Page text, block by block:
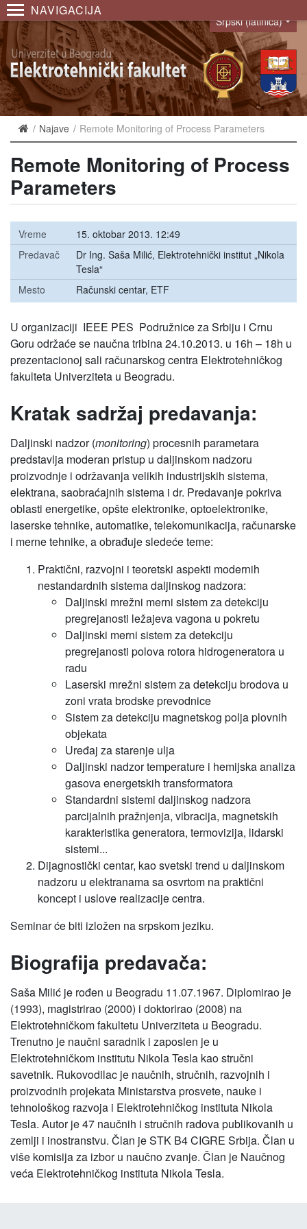
NAVIGACIJA
Language
Srpski (latinica)
Najave Remote Monitoring of Process Parameters
Remote Monitoring of Process
Parameters
Vreme
15. oktobar 2013. 12:49
Predavač
Dr Ing. Saša Milić, Elektrotehnički institut „Nikola
Tesla“
Mesto
Računski centar, ETF
U organizaciji IEEE PES Podružnice za Srbiju i Crnu
Goru održaće se naučna tribina 24.10.2013. u 16h – 18h u
prezentacionoj sali računarskog centra Elektrotehničkog
fakulteta Univerziteta u Beogradu.
Kratak sadržaj predavanja:
Daljinski nadzor (monitoring) procesnih parametara
predstavlja moderan pristup u daljinskom nadzoru
proizvodnje i održavanja velikih industrijskih sistema,
elektrana, saobraćajnih sistema i dr. Predavanje pokriva
oblasti energetike, opšte elektronike, optoelektronike,
laserske tehnike, automatike, telekomunikacija, računarske
i merne tehnike, a obrađuje sledeće teme:
Praktični, razvojni i teoretski aspekti modernih
nestandardnih sistema daljinskog nadzora:
Daljinski mrežni merni sistem za detekciju
pregrejanosti ležajeva vagona u pokretu
Daljinski merni sistem za detekciju
pregrejanosti polova rotora hidrogeneratora u
radu
Laserski mrežni sistem za detekciju brodova u
zoni vrata brodske prevodnice
Sistem za detekciju magnetskog polja plovnih
objekata
Uređaj za starenje ulja
Daljinski nadzor temperature i hemijska analiza
gasova energetskih transformatora
Standardni sistemi daljinskog nadzora
parcijalnih pražnjenja, vibracija, magnetskih
karakteristika generatora, termovizija, lidarski
sistemi...
Dijagnostički centar, kao svetski trend u daljinskom
nadzoru u elektranama sa osvrtom na praktični
koncept i uslove realizacije centra.
Seminar će biti izložen na srpskom jeziku.
Biografija predavača:
Saša Milić je rođen u Beogradu 11.07.1967. Diplomirao je
(1993), magistrirao (2000) i doktorirao (2008) na
Elektrotehničkom fakultetu Univerziteta u Beogradu.
Trenutno je naučni saradnik i zaposlen je u
Elektrotehničkom institutu Nikola Tesla kao stručni
savetnik. Rukovodilac je naučnih, stručnih, razvojnih i
proizvodnih projekata Ministarstva prosvete, nauke i
tehnološkog razvoja i Elektrotehničkog instituta Nikola
Tesla. Autor je 47 naučnih i stručnih radova publikovanih u
zemlji i inostranstvu. Član je STK B4 CIGRE Srbija. Član u
više komisija za izbor u naučno zvanje. Član je Naučnog
veća Elektrotehničkog instituta Nikola Tesla.